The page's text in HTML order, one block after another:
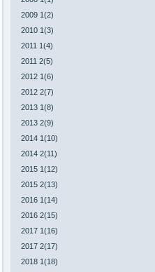
2009 1(2)
2010 1(3)
2011 1(4)
2011 2(5)
2012 1(6)
2012 2(7)
2013 1(8)
2013 2(9)
2014 1(10)
2014 2(11)
2015 1(12)
2015 2(13)
2016 1(14)
2016 2(15)
2017 1(16)
2017 2(17)
2018 1(18)